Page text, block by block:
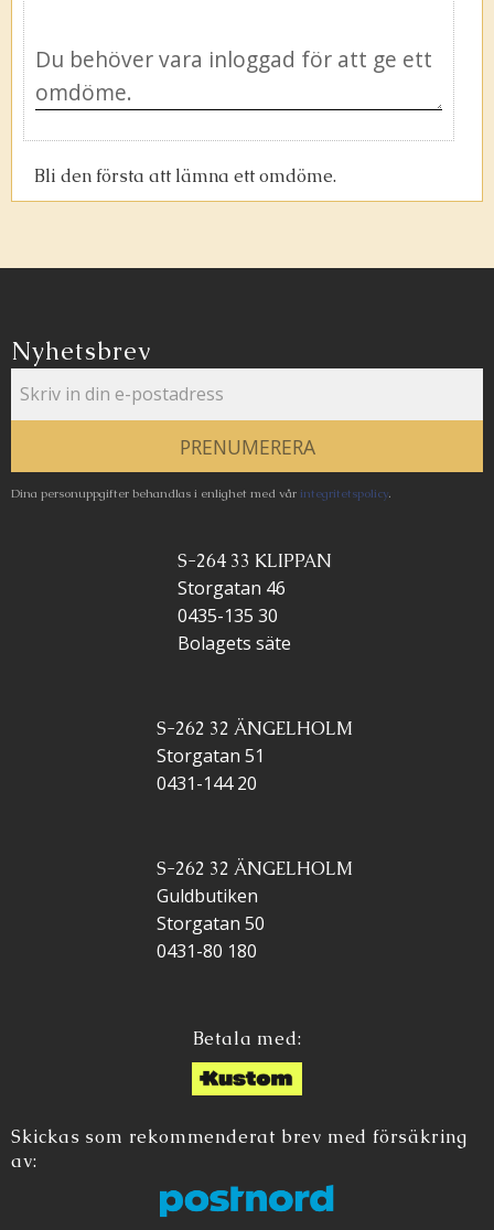
Bli den första att lämna ett omdöme.
Nyhetsbrev
PRENUMERERA
Dina personuppgifter behandlas i enlighet med vår integritetspolicy.
S-264 33 KLIPPAN
Storgatan 46
0435-135 30
Bolagets säte
S-262 32 ÄNGELHOLM
Storgatan 51
0431-144 20
S-262 32 ÄNGELHOLM
Guldbutiken
Storgatan 50
0431-80 180
Betala med:
Skickas som rekommenderat brev med försäkring
av: